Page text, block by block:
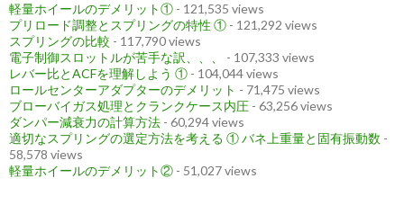
軽量ホイールのデメリット① - 121,535 views
プリロード調整とスプリングの特性 ① - 121,292 views
スプリングの比較 - 117,790 views
電子制御スロットルが苦手な訳、、、
- 107,333 views
レバー比とACFを理解しよう ① - 104,044 views
ロールセンターアダプターのデメリット - 71,475 views
ブローバイガス処理とクランクケース内圧 - 63,256 views
ダンパー減衰力の計算方法 - 60,294 views
適切なスプリングの選定方法を考える ① バネ上重量と固有振動数 -
58,578 views
軽量ホイールのデメリット② - 51,027 views